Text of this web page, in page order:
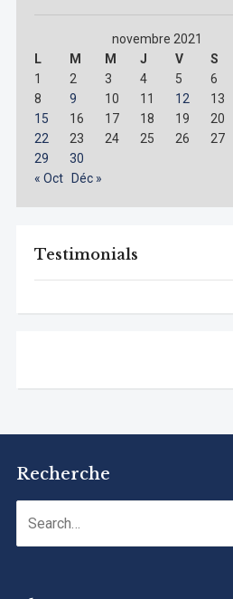
novembre 2021
L
M M J V S
1
2 3 4 5 6
8
9 10 11 12 13
15
16 17 18 19 20
22
23 24 25 26 27
29
30
« Oct
Déc »
Testimonials
Recherche